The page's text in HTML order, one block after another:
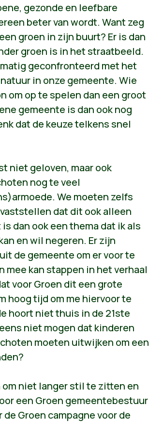
gezonde en leefbare
beter van wordt. Want zeg
groen in zijn buurt? Er is dan
groen is in het straatbeeld.
geconfronteerd met het
in onze gemeente. Wie
om op te spelen dan een groot
gemeente is dan ook nog
dat de keuze telkens snel
niet geloven, maar ook
nog te veel
We moeten zelfs
dat dit ook alleen
dan ook een thema dat ik als
en wil negeren. Er zijn
de gemeente om er voor te
mee kan stappen in het verhaal
voor Groen dit een grote
hoog tijd om me hiervoor te
hoort niet thuis in de 21ste
niet mogen dat kinderen
moeten uitwijken om een
om niet langer stil te zitten en
een Groen gemeentebestuur
Groen campagne voor de